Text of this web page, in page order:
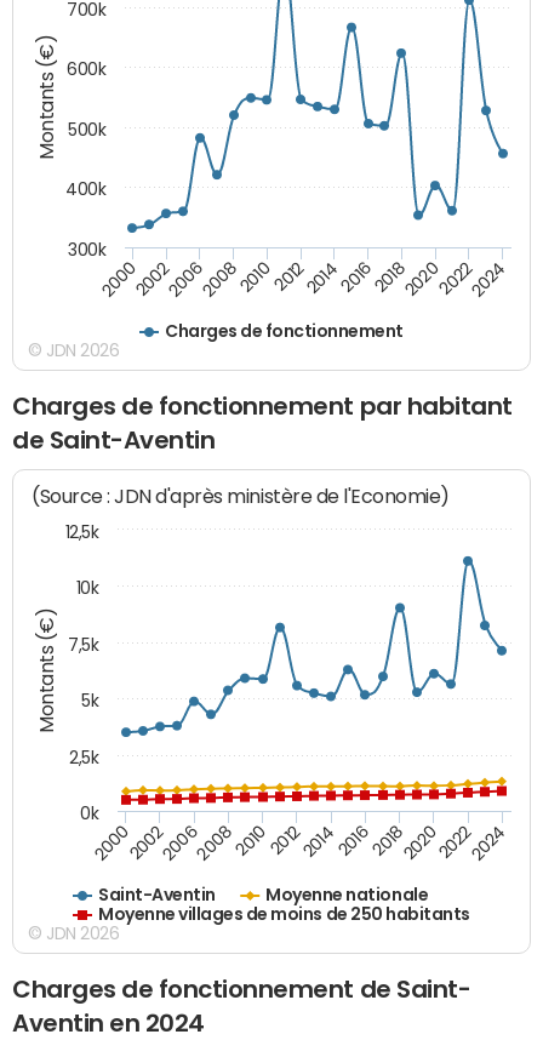
Montants (€)
Charges de fonctionnement
200020022006200820102012201420162018202020222024
300k
400k
500k
600k
700k
© JDN 2026
Charges de fonctionnement par habitant
de Saint-Aventin
Montants (€)
(Source : JDN d'après ministère de l'Economie)
Saint-Aventin
Moyenne nationale
Moyenne villages de moins de 250 habitants
200020022006200820102012201420162018202020222024
0k
2,5k
5k
7,5k
10k
12,5k
© JDN 2026
Charges de fonctionnement de Saint-
Aventin en 2024